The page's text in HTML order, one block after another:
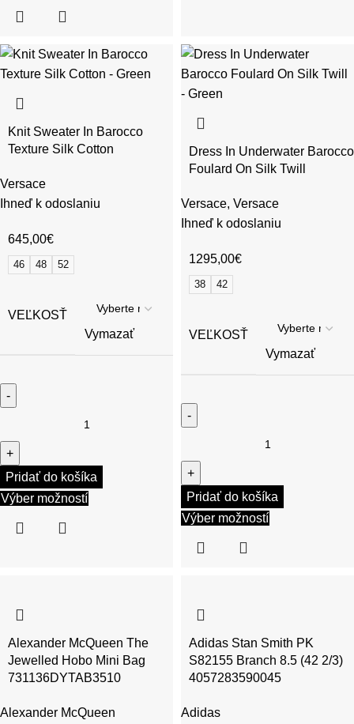
Knit Sweater In Barocco
Texture Silk Cotton
Versace
Ihneď k odoslaniu
645,00€
46 48 52
VEĽKOSŤ
Vymazať
Pridať do košíka
Výber možností
Dress In Underwater Barocco
Foulard On Silk Twill
Versace, Versace
Ihneď k odoslaniu
1295,00€
38 42
VEĽKOSŤ
Vymazať
Pridať do košíka
Výber možností
Alexander McQueen The
Jewelled Hobo Mini Bag
731136DYTAB3510
Alexander McQueen
Adidas Stan Smith PK
S82155 Branch 8.5 (42 2/3)
4057283590045
Adidas